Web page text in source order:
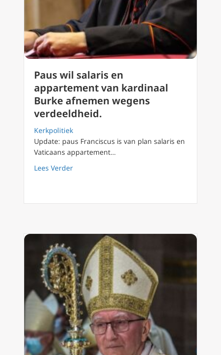
Paus wil salaris en
appartement van kardinaal
Burke afnemen wegens
verdeeldheid.
Kerkpolitiek
Update: paus Franciscus is van plan salaris en
Vaticaans appartement…
Lees Verderabout Paus wil salaris en appartement van